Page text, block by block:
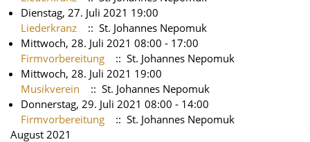
Dienstag, 27. Juli 2021 19:00
Liederkranz
:: St. Johannes Nepomuk
Mittwoch, 28. Juli 2021 08:00 - 17:00
Firmvorbereitung
:: St. Johannes Nepomuk
Mittwoch, 28. Juli 2021 19:00
Musikverein
:: St. Johannes Nepomuk
Donnerstag, 29. Juli 2021 08:00 - 14:00
Firmvorbereitung
:: St. Johannes Nepomuk
August 2021